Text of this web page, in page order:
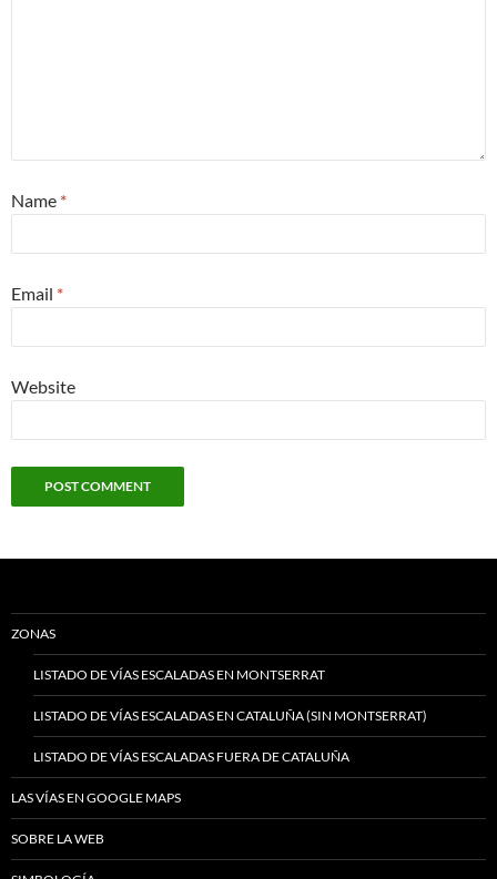
Name *
Email *
Website
ZONAS
LISTADO DE VÍAS ESCALADAS EN MONTSERRAT
LISTADO DE VÍAS ESCALADAS EN CATALUÑA (SIN MONTSERRAT)
LISTADO DE VÍAS ESCALADAS FUERA DE CATALUÑA
LAS VÍAS EN GOOGLE MAPS
SOBRE LA WEB